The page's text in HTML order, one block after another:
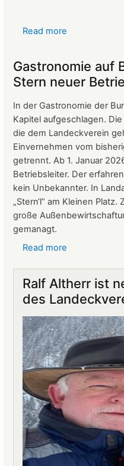
Read more
vom
März
2026
Gastronomie auf
Stern neuer
In der Gastronomie der
Kapitel aufgeschlagen.
die dem Landeckverein
Einvernehmen vom
getrennt. Ab 1. Januar
Betriebsleiter. Der
kein Unbekannter. In
„Stern‘l“ am Kleinen
große
gemanagt.
Read more
Burg
Landeck:
Jürgen
Stern
neuer
Betriebsleiter
Ralf Altherr ist
des